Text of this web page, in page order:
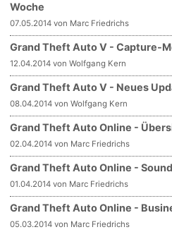
Woche
07.05.2014 von Marc Friedrichs
Grand Theft Auto V - Capture-
12.04.2014 von Wolfgang Kern
Grand Theft Auto V - Neues
08.04.2014 von Wolfgang Kern
Grand Theft Auto Online -
02.04.2014 von Marc Friedrichs
Grand Theft Auto Online -
01.04.2014 von Marc Friedrichs
Grand Theft Auto Online -
05.03.2014 von Marc Friedrichs